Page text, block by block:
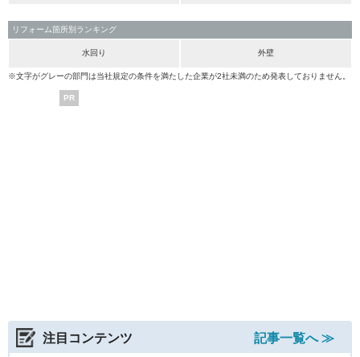
リフォーム箇所別ランキング
水回り 外壁
※文字がグレーの部門は当社規定の条件を満たした企業が2社未満のため発表しておりません。
PR
注目コンテンツ
記事一覧へ ≫